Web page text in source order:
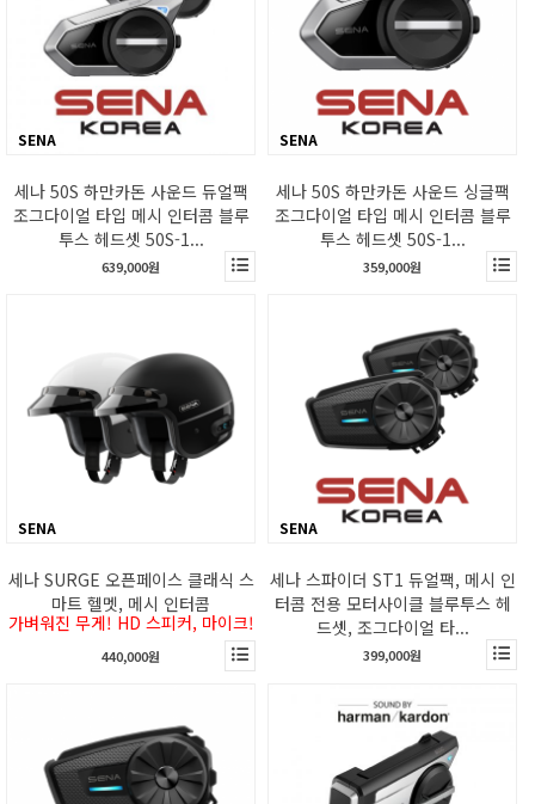
SENA
세나 50S 하만카돈 사운드 듀얼팩
조그다이얼 타입 메시 인터콤 블루
투스 헤드셋 50S-1...
639,000원
SENA
세나 50S 하만카돈 사운드 싱글팩
조그다이얼 타입 메시 인터콤 블루
투스 헤드셋 50S-1...
359,000원
SENA
세나 SURGE 오픈페이스 클래식 스
마트 헬멧, 메시 인터콤
가벼워진 무게! HD 스피커, 마이크!
440,000원
SENA
세나 스파이더 ST1 듀얼팩, 메시 인
터콤 전용 모터사이클 블루투스 헤
드셋, 조그다이얼 타...
399,000원